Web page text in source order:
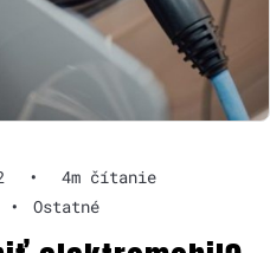
•
4m čítanie
• Ostatné